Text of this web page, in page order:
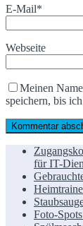
E-Mail*
Webseite
Meinen
speichern, bis
für IT-
Foto-